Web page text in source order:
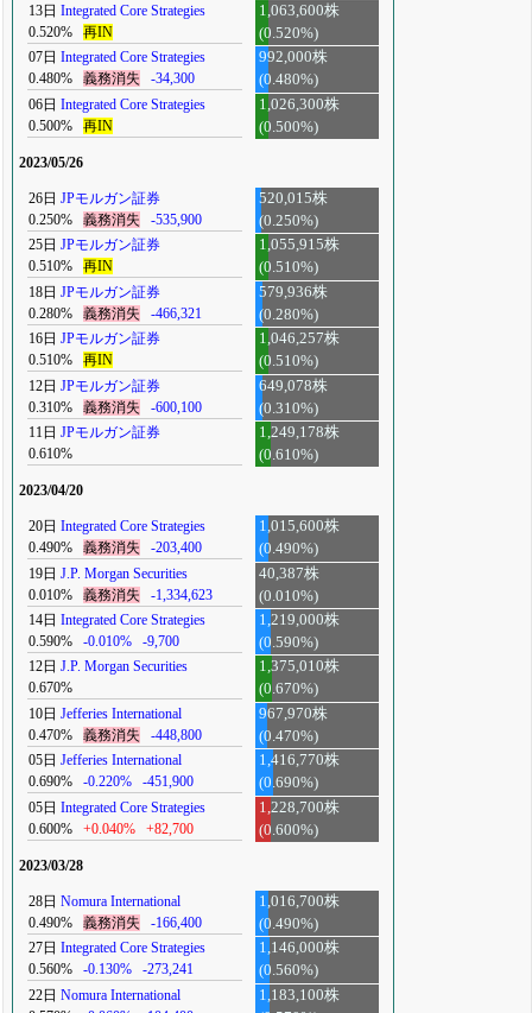
13日 Integrated Core Strategies
0.520%
再IN
1,063,600株
(0.520%)
07日 Integrated Core Strategies
0.480%
義務消失 -34,300
992,000株
(0.480%)
06日 Integrated Core Strategies
0.500%
再IN
1,026,300株
(0.500%)
2023/05/26
26日 JPモルガン証券
0.250%
義務消失 -535,900
520,015株
(0.250%)
25日 JPモルガン証券
0.510%
再IN
1,055,915株
(0.510%)
18日 JPモルガン証券
0.280%
義務消失 -466,321
579,936株
(0.280%)
16日 JPモルガン証券
0.510%
再IN
1,046,257株
(0.510%)
12日 JPモルガン証券
0.310%
義務消失 -600,100
649,078株
(0.310%)
11日 JPモルガン証券
0.610%
1,249,178株
(0.610%)
2023/04/20
20日 Integrated Core Strategies
0.490%
義務消失 -203,400
1,015,600株
(0.490%)
19日 J.P. Morgan Securities
0.010%
義務消失 -1,334,623
40,387株
(0.010%)
14日 Integrated Core Strategies
0.590%
-0.010% -9,700
1,219,000株
(0.590%)
12日 J.P. Morgan Securities
0.670%
1,375,010株
(0.670%)
10日 Jefferies International
0.470%
義務消失 -448,800
967,970株
(0.470%)
05日 Jefferies International
0.690%
-0.220% -451,900
1,416,770株
(0.690%)
05日 Integrated Core Strategies
0.600%
+0.040% +82,700
1,228,700株
(0.600%)
2023/03/28
28日 Nomura International
0.490%
義務消失 -166,400
1,016,700株
(0.490%)
27日 Integrated Core Strategies
0.560%
-0.130% -273,241
1,146,000株
(0.560%)
22日 Nomura International
1,183,100株